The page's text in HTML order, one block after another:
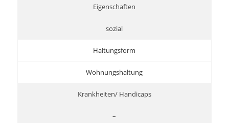
Eigenschaften
sozial
Haltungsform
Wohnungshaltung
Krankheiten/ Handicaps
–